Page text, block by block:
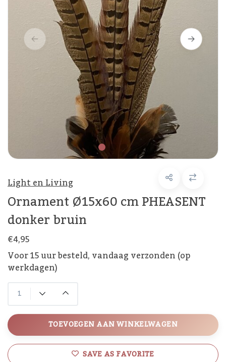
Light en Living
Ornament Ø15x60 cm PHEASENT
donker bruin
€4,95
Voor 15 uur besteld, vandaag verzonden (op
werkdagen)
TOEVOEGEN AAN WINKELWAGEN
SAVE AS FAVORITE